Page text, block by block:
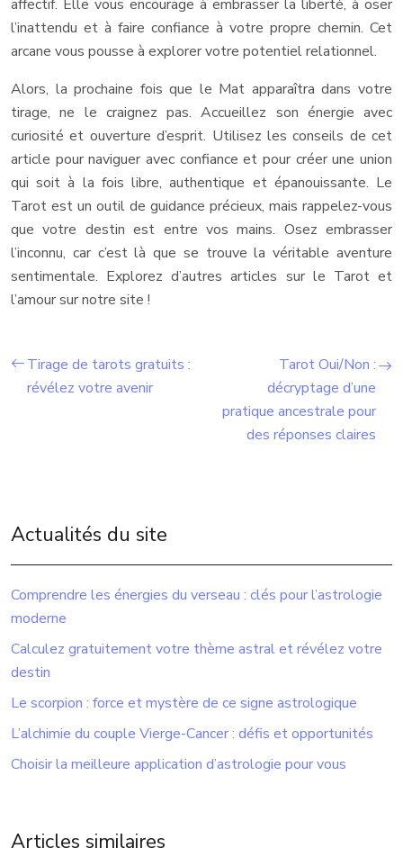
affectif. Elle vous encourage à embrasser la liberté, à oser
l’inattendu et à faire confiance à votre propre chemin. Cet
arcane vous pousse à explorer votre potentiel relationnel.
Alors, la prochaine fois que le Mat apparaîtra dans votre
tirage, ne le craignez pas. Accueillez son énergie avec
curiosité et ouverture d’esprit. Utilisez les conseils de cet
article pour naviguer avec confiance et pour créer une union
qui soit à la fois libre, authentique et épanouissante. Le
Tarot est un outil de guidance précieux, mais rappelez-vous
que votre destin est entre vos mains. Osez embrasser
l’inconnu, car c’est là que se trouve la véritable aventure
sentimentale. Explorez d’autres articles sur le Tarot et
l’amour sur notre site !
Tirage de tarots gratuits :
révélez votre avenir
Tarot Oui/Non :
décryptage d’une
pratique ancestrale pour
des réponses claires
Actualités du site
Comprendre les énergies du verseau : clés pour l’astrologie
moderne
Calculez gratuitement votre thème astral et révélez votre
destin
Le scorpion : force et mystère de ce signe astrologique
L’alchimie du couple Vierge-Cancer : défis et opportunités
Choisir la meilleure application d’astrologie pour vous
Articles similaires